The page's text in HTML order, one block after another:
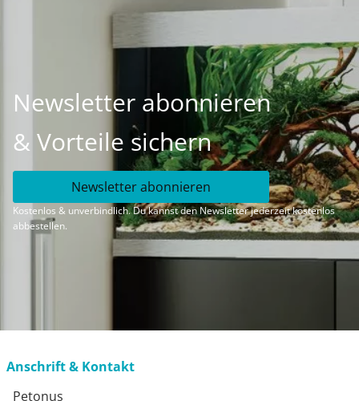
Newsletter abonnieren
& Vorteile sichern
Newsletter abonnieren
Kostenlos & unverbindlich. Du kannst den Newsletter jederzeit kostenlos
abbestellen.
Anschrift & Kontakt
Petonus